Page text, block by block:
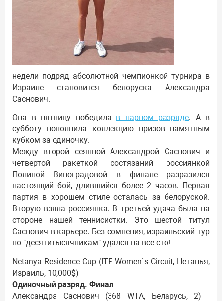
недели подряд абсолютной чемпионкой турнира в
Израиле становится белоруска Александра
Саснович.
Она в пятницу победила в парном разряде. А в
субботу пополнила коллекцию призов памятным
кубком за одиночку.
Между второй сеянной Александрой Саснович и
четвертой ракеткой состязаний россиянкой
Полиной Виноградовой в финале разразился
настоящий бой, длившийся более 2 часов. Первая
партия в хорошем стиле осталась за белоруской.
Вторую взяла россиянка. В третьей удача была на
стороне нашей теннисистки. Это шестой титул
Саснович в карьере. Без сомнения, израильский тур
по "десятитысячникам" удался на все сто!
Netanya Residence Cup (ITF Women`s Circuit, Нетанья,
Израиль, 10,000$)
Одиночный разряд. Финал
Александра Саснович (368 WTA, Беларусь, 2) -